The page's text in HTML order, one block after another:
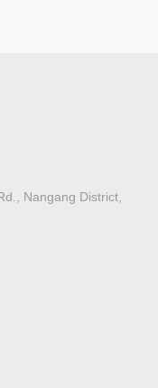
Nangang District,